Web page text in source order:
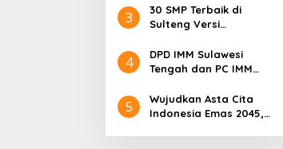
Nasional dan Daerah
Hadir
3
30 SMP Terbaik di
Sulteng Versi
4
DPD IMM Sulawesi
Tengah dan PC IMM
Mantan Kapolresta
Palu
5
Wujudkan Asta Cita
Indonesia Emas 2045,